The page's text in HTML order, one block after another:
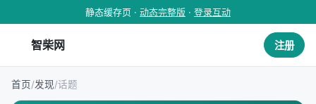
静态缓存页 · 动态完整版 · 登录互动
智柴网 注册
首页/发现/话题